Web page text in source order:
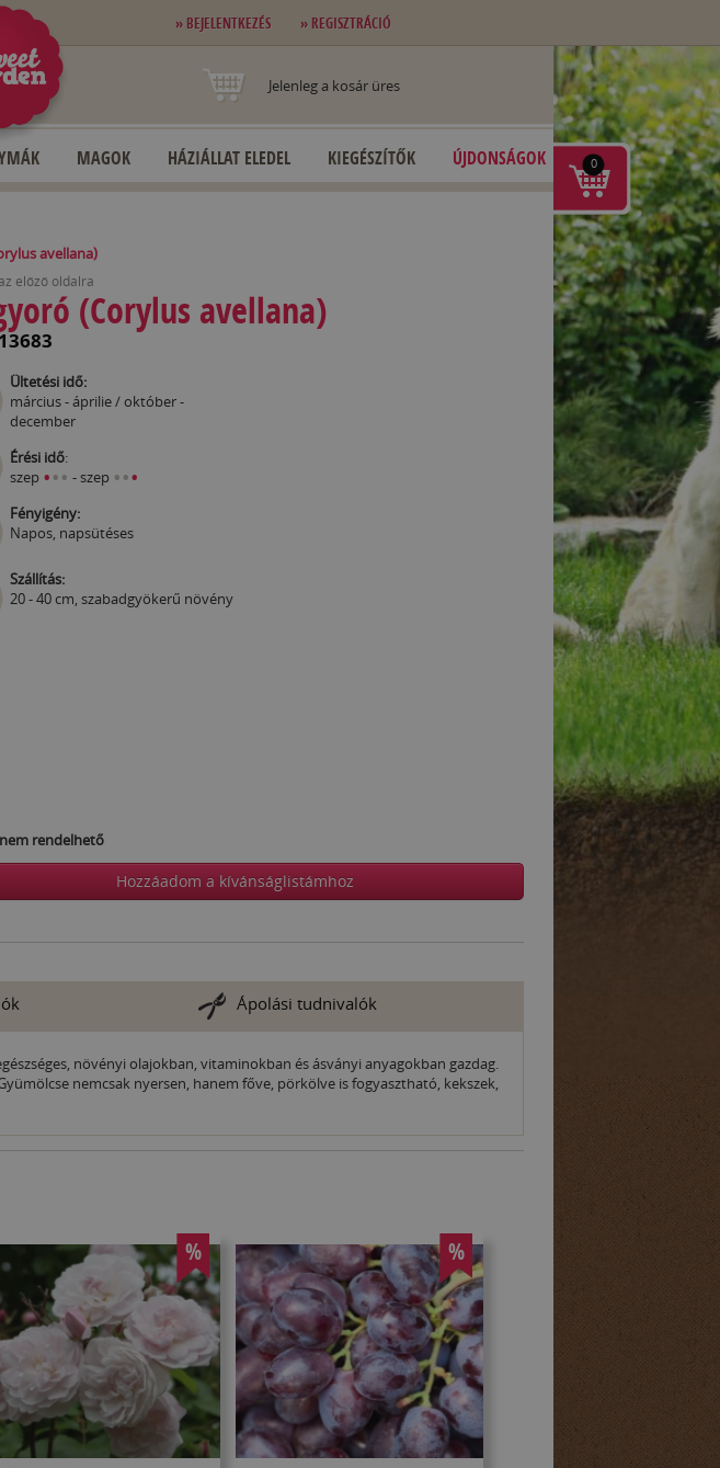
» BEJELENTKEZÉS » REGISZTRÁCIÓ
Jelenleg a kosár üres
MAGOK HÁZIÁLLAT ELEDEL KIEGÉSZÍTŐK ÚJDONSÁGOK
avellana)
előző oldalra
(Corylus avellana)
Ültetési idő:
március - áprilie / október -
december
Érési idő:
szep ••• - szep •••
Fényigény:
Napos, napsütéses
Szállítás:
20 - 40 cm, szabadgyökerű növény
nem rendelhető
Hozzáadom a kívánságlistámhoz
Ápolási tudnivalók
növényi olajokban, vitaminokban és ásványi anyagokban gazdag.
nemcsak nyersen, hanem főve, pörkölve is fogyasztható, kekszek,
% %
0